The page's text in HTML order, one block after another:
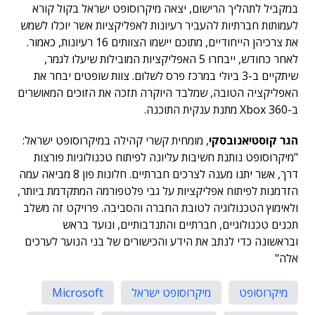
במקביל לתהליך הרישום, יצאה מיקרוסופט ישראל בקול קורא
לעמותות חברתיות להעביר רעיונות לאפליקציות אשר יוכלו לשמש
את צרכיהן הייחודיים, מתוכם יישמו הצוותים 16 רעיונות, כאמור.
לאחר כחודש, ייבחרו 5 האפליקציות המובילות שיעלו לגמר,
שיתקיים ב-3 ביולי במרכז פרס לשלום. צוות שופטים יבחר את
האפליקציה הטובה, שמלבד היוקרה תזכה את הזוכים המאושרים
ב-Xbox 360 מתנת ענקית התוכנה.
הגר קוסטיאנובסקי, מומחית קשרי קהילה במיקרוסופט ישראל:
"מיקרוסופט נותנת חשיבות עליונה לפיתוח טכנולוגיות פורצות
דרך, אשר יתנו מענה לצרכים חברתיים. חלונות פון 8 מביאה עמה
הזדמנות לפיתוח אפליקציות על גבי פלטפורמה המתקדמת ביותר,
ולאימוץ הטכנולוגיה לטובת החברה והסביבה. פרויקט זה משלב
תכנים טכנולוגיים, חברתיים והתנדבותיים, ונועד בראש
ובראשונה כדי לנתב את הידע והכישורים של בני הנוער לערכים
אלה"
מיקרוסופט מיקרוסופט ישראל
Microsoft